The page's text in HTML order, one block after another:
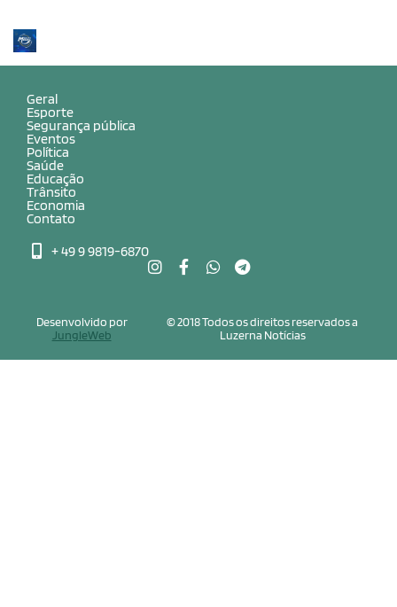
Geral
Esporte
Segurança pública
Eventos
Política
Saúde
Educação
Trânsito
Economia
Contato
+ 49 9 9819-6870
© 2018 Todos os direitos reservados a
Luzerna Notícias
Desenvolvido por
JungleWeb